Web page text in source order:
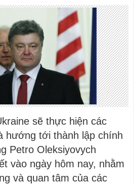
sẽ thực hiện các
hướng tới thành lập chính
Petro Oleksiyovych
vào ngày hôm nay, nhằm
và quan tâm của các